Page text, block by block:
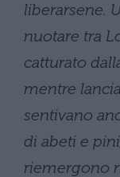
liberarsene.
nuotare tra
catturato
mentre
sentivano
di abeti e
riemergono